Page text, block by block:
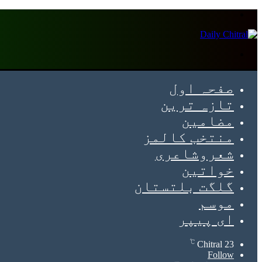
صفحہ اول
تازہ ترین
مضامین
منتخب کالمز
شعروشاعری
خواتین
گلگت بلتستان
موسم
ای پیپر
Chitral 23
℃
Follow